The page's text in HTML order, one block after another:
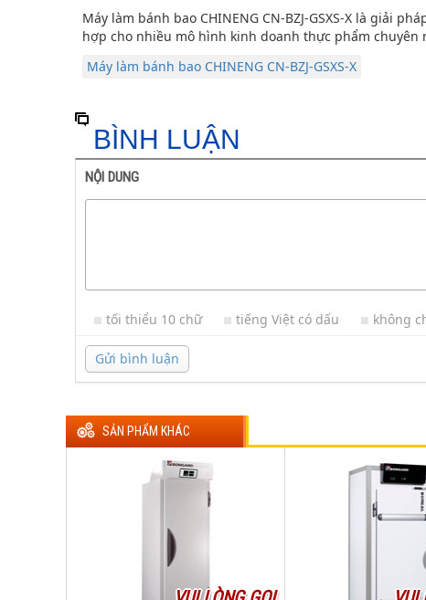
Máy làm bánh bao CHINENG CN-BZJ-GSXS-X là giải
hợp cho nhiều mô hình kinh doanh thực phẩm chuyên
Máy làm bánh bao CHINENG CN-BZJ-GSXS-X
BÌNH LUẬN
NỘI DUNG
tối thiểu 10 chữ tiếng Việt có dấu không
Gửi bình luận
SẢN PHẨM KHÁC